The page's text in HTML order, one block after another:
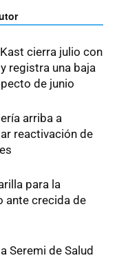
cierra julio con
registra una baja
de junio
arriba a
reactivación de
para la
ante crecida de
Seremi de Salud